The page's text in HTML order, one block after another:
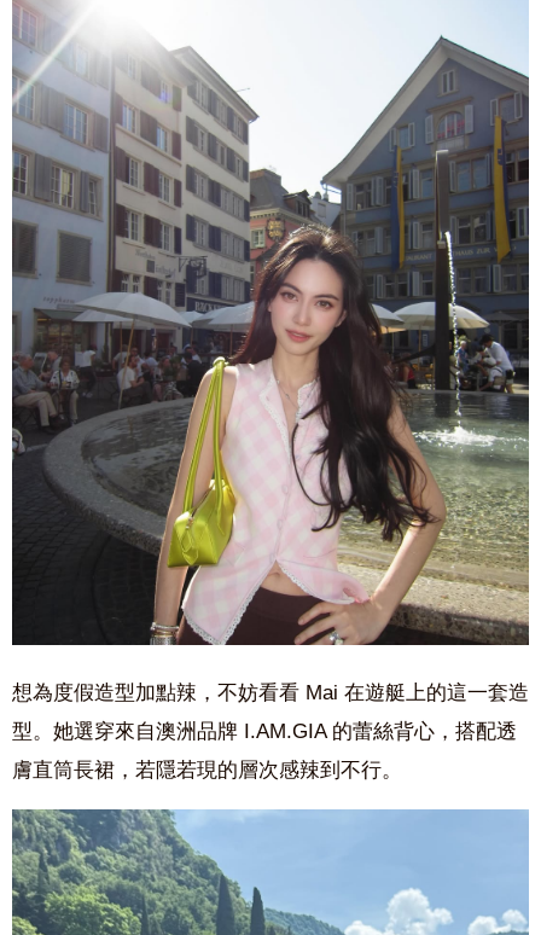
想為度假造型加點辣，不妨看看 Mai 在遊艇上的這一套造
型。她選穿來自澳洲品牌 I.AM.GIA 的蕾絲背心，搭配透
膚直筒長裙，若隱若現的層次感辣到不行。